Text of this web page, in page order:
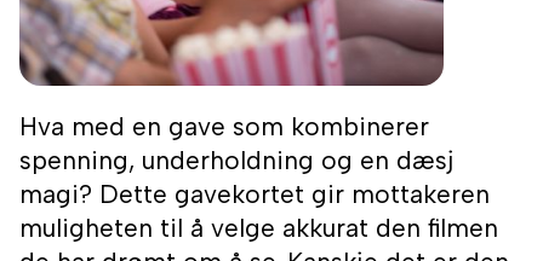
Hva med en gave som kombinerer
spenning, underholdning og en dæsj
magi? Dette gavekortet gir mottakeren
muligheten til å velge akkurat den filmen